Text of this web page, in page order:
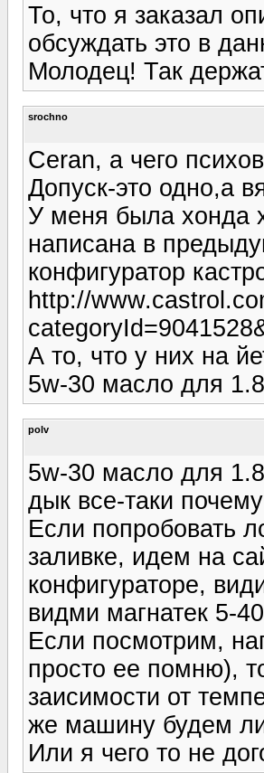
То, что я заказал
обсуждать это в
Молодец! Так
srochno
Ceran, а чего
Допуск-это одно,а
У меня была хонда
написана в
конфигуратор
http://
А то, что у них на
5w-30 масло для
polv
5w-30 масло для 1.8
дык все-таки
Если попробовать
заливке, идем на
конфигураторе,
видми магнатек 5-
Если посмотрим,
просто ее помню),
заисимости от
же машину будем
Или я чего то не